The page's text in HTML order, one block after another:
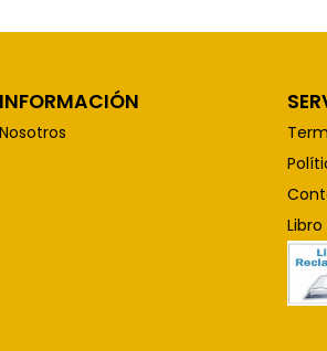
INFORMACIÓN
Nosotros